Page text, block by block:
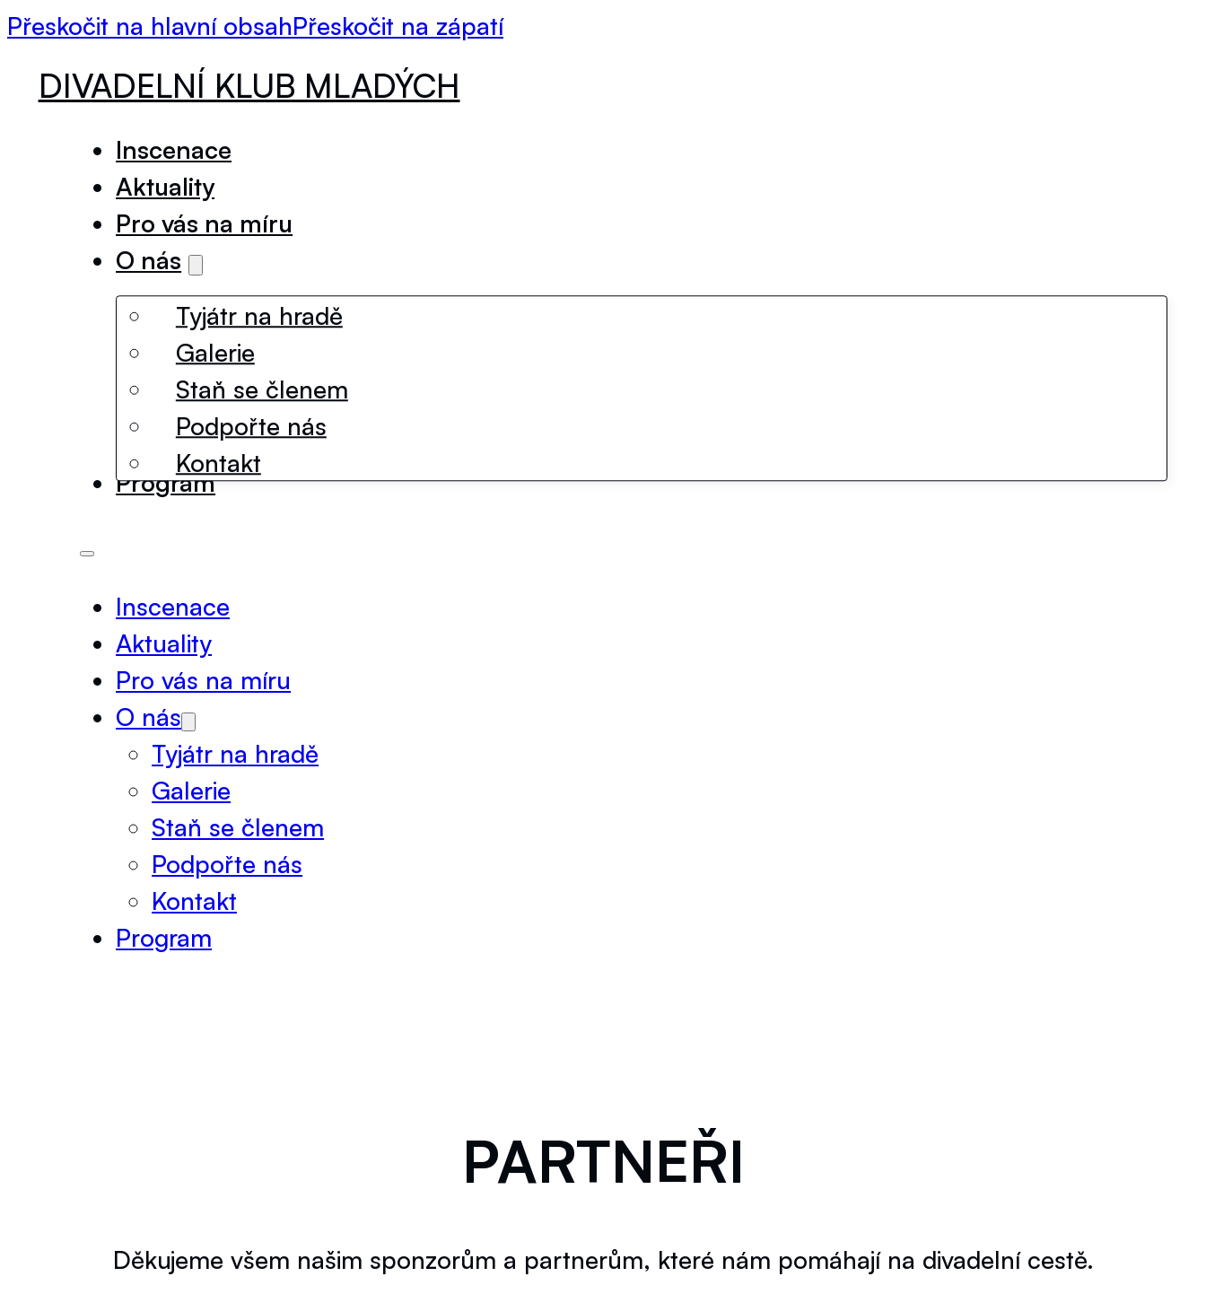
Přeskočit na hlavní obsahPřeskočit na zápatí
DIVADELNÍ KLUB MLADÝCH
Inscenace
Aktuality
Pro vás na míru
O nás
Tyjátr na hradě
Galerie
Staň se členem
Podpořte nás
Kontakt
Program
Inscenace
Aktuality
Pro vás na míru
O nás
Tyjátr na hradě
Galerie
Staň se členem
Podpořte nás
Kontakt
Program
PARTNEŘI
Děkujeme všem našim sponzorům a partnerům, které nám pomáhají na divadelní cestě.